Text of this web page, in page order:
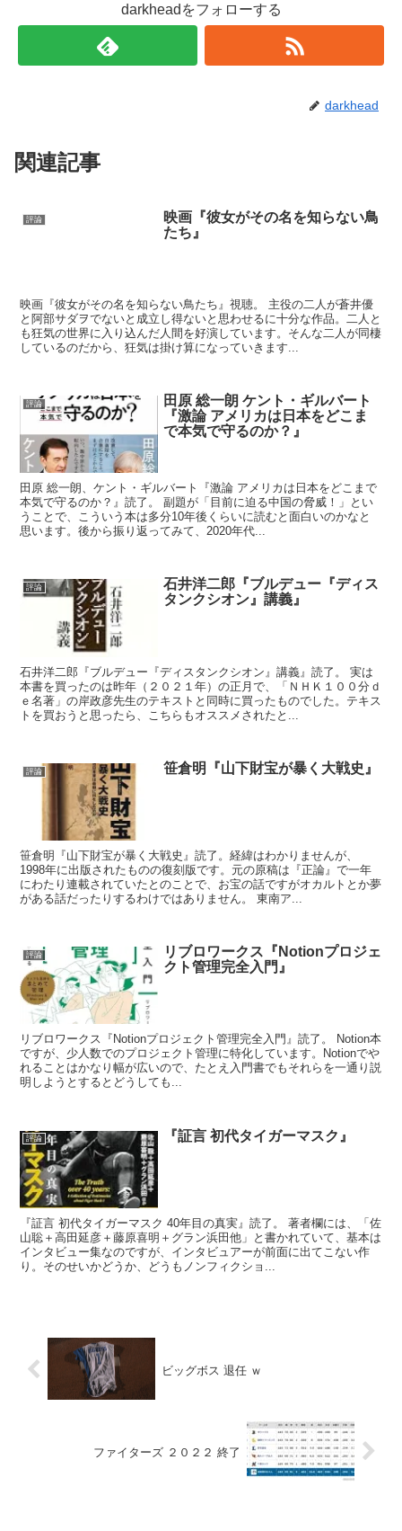
darkheadをフォローする
darkhead
関連記事
評論
映画『彼女がその名を知らない鳥
たち』
映画『彼女がその名を知らない鳥たち』視聴。 主役の二人が蒼井優
と阿部サダヲでないと成立し得ないと思わせるに十分な作品。二人と
も狂気の世界に入り込んだ人間を好演しています。そんな二人が同棲
しているのだから、狂気は掛け算になっていきます...
評論
田原 総一朗 ケント・ギルバート
『激論 アメリカは日本をどこま
で本気で守るのか？』
田原 総一朗、ケント・ギルバート『激論 アメリカは日本をどこまで
本気で守るのか？』読了。 副題が「目前に迫る中国の脅威！」とい
うことで、こういう本は多分10年後くらいに読むと面白いのかなと
思います。後から振り返ってみて、2020年代...
評論
石井洋二郎『ブルデュー『ディス
タンクシオン』講義』
石井洋二郎『ブルデュー『ディスタンクシオン』講義』読了。 実は
本書を買ったのは昨年（２０２１年）の正月で、「ＮＨＫ１００分ｄ
ｅ名著」の岸政彦先生のテキストと同時に買ったものでした。テキス
トを買おうと思ったら、こちらもオススメされたと...
評論 笹倉明『山下財宝が暴く大戦史』
笹倉明『山下財宝が暴く大戦史』読了。経緯はわかりませんが、
1998年に出版されたものの復刻版です。元の原稿は『正論』で一年
にわたり連載されていたとのことで、お宝の話ですがオカルトとか夢
がある話だったりするわけではありません。 東南ア...
評論
リブロワークス『Notionプロジェ
クト管理完全入門』
リブロワークス『Notionプロジェクト管理完全入門』読了。 Notion本
ですが、少人数でのプロジェクト管理に特化しています。Notionでや
れることはかなり幅が広いので、たとえ入門書でもそれらを一通り説
明しようとするとどうしても...
評論 『証言 初代タイガーマスク』
『証言 初代タイガーマスク 40年目の真実』読了。 著者欄には、「佐
山聡＋高田延彦＋藤原喜明＋グラン浜田他」と書かれていて、基本は
インタビュー集なのですが、インタビュアーが前面に出てこない作
り。そのせいかどうか、どうもノンフィクショ...
ビッグボス 退任 ｗ
ファイターズ ２０２２ 終了